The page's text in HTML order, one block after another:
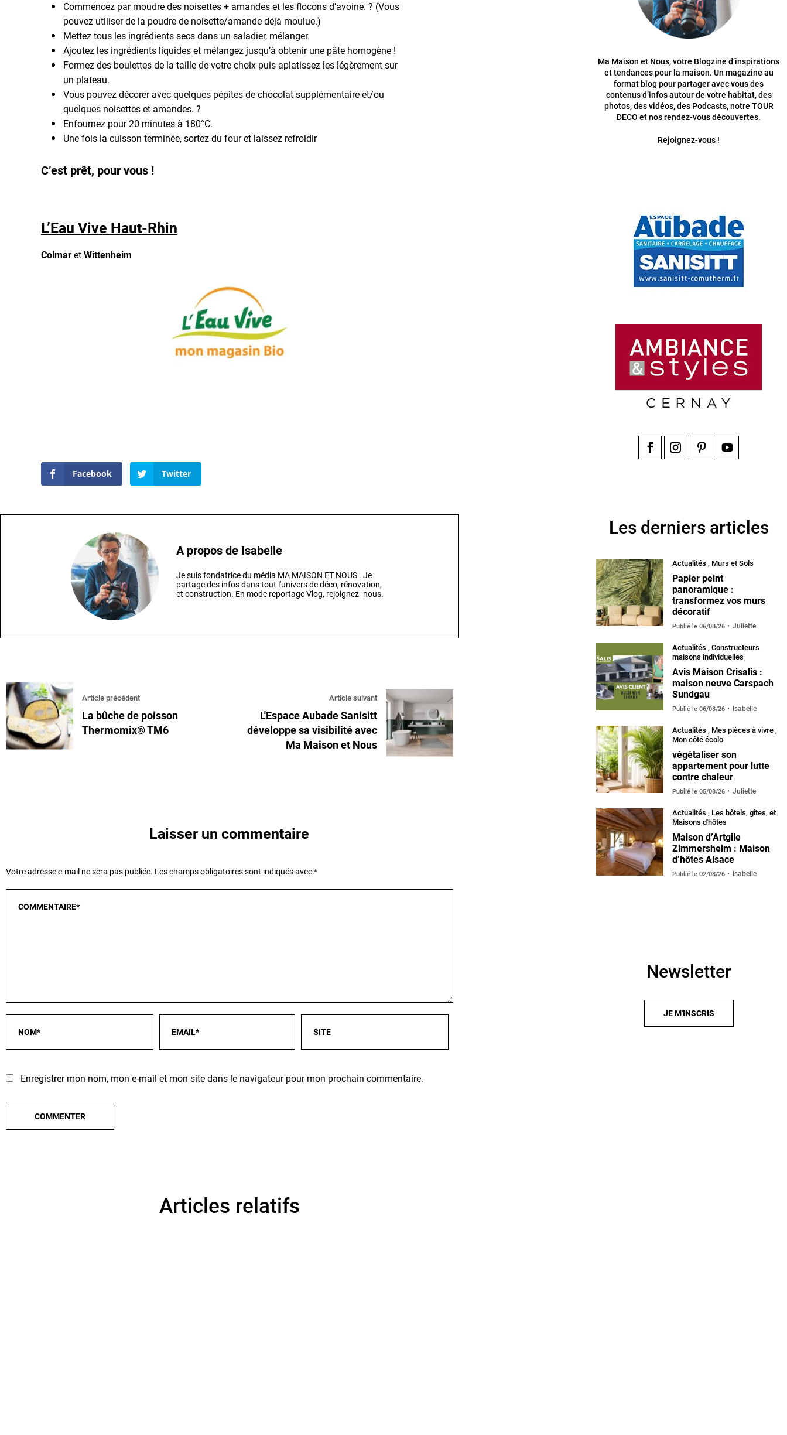
Commencez par moudre des noisettes + amandes et les flocons d’avoine. ? (Vous
pouvez utiliser de la poudre de noisette/amande déjà moulue.)
Mettez tous les ingrédients secs dans un saladier, mélanger.
Ajoutez les ingrédients liquides et mélangez jusqu’à obtenir une pâte homogène !
Formez des boulettes de la taille de votre choix puis aplatissez les légèrement sur
un plateau.
Vous pouvez décorer avec quelques pépites de chocolat supplémentaire et/ou
quelques noisettes et amandes. ?
Enfournez pour 20 minutes à 180°C.
Une fois la cuisson terminée, sortez du four et laissez refroidir
C’est prêt, pour vous !
L’Eau Vive Haut-Rhin
Colmar et Wittenheim
Facebook Twitter
A propos de Isabelle
Je suis fondatrice du média MA MAISON ET NOUS . Je
partage des infos dans tout l'univers de déco, rénovation,
et construction. En mode reportage Vlog, rejoignez- nous.
Article précédent
La bûche de poisson
Thermomix® TM6
Article suivant
L'Espace Aubade Sanisitt
développe sa visibilité avec
Ma Maison et Nous
Laisser un commentaire
Votre adresse e-mail ne sera pas publiée. Les champs obligatoires sont indiqués avec*
Enregistrer mon nom, mon e-mail et mon site dans le navigateur pour mon prochain commentaire.
Articles relatifs
Ma Maison et Nous, votre Blogzine d’inspirations
et tendances pour la maison. Un magazine au
format blog pour partager avec vous des
contenus d’infos autour de votre habitat, des
photos, des vidéos, des Podcasts, notre TOUR
DECO et nos rendez-vous découvertes.
Rejoignez-vous !
Les derniers articles
Actualités , Murs et Sols
Papier peint
panoramique :
transformez vos murs
décoratif
Publié le 06/08/26 Juliette
Actualités , Constructeurs
maisons individuelles
Avis Maison Crisalis :
maison neuve Carspach
Sundgau
Publié le 06/08/26 Isabelle
Actualités , Mes pièces à vivre ,
Mon côté écolo
végétaliser son
appartement pour lutte
contre chaleur
Publié le 05/08/26 Juliette
Actualités , Les hôtels, gîtes, et
Maisons d'hôtes
Maison d’Artgile
Zimmersheim : Maison
d’hôtes Alsace
Publié le 02/08/26 Isabelle
Newsletter
JE M'INSCRIS